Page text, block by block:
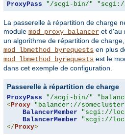
ProxyPass "/scgi-bin/"
La passerelle à répartition de charge
module mod_proxy_balancer et d'au
un algorithme de répartition de
mod_lbmethod_byrequests en plus
mod_lbmethod_byrequests est le
dans cet exemple de configuration.
Passerelle à répartition de charge
ProxyPass "/scgi-bin/"
<Proxy "balancer://
BalancerMember
"scgi://
BalancerMember
"scgi://
</Proxy>